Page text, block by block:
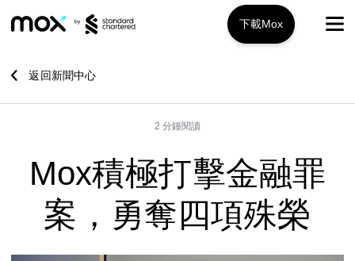
下載Mox
旅遊攻略
服務特色
返回新聞中心
2 分鐘閱讀
Mox積極打擊金融罪
案，勇奪四項殊榮